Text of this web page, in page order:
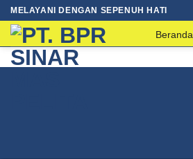
MELAYANI DENGAN SEPENUH HATI
Beranda